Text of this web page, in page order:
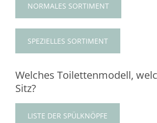
NORMALES SORTIMENT
SPEZIELLES SORTIMENT
Welches Toilettenmodell,
Sitz?
LISTE DER SPÜLKNÖPFE